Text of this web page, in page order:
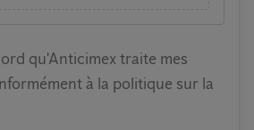
qu'Anticimex traite mes
à la politique sur la